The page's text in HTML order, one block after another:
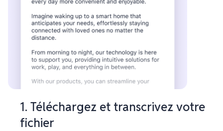
1. Téléchargez et transcrivez votre
fichier